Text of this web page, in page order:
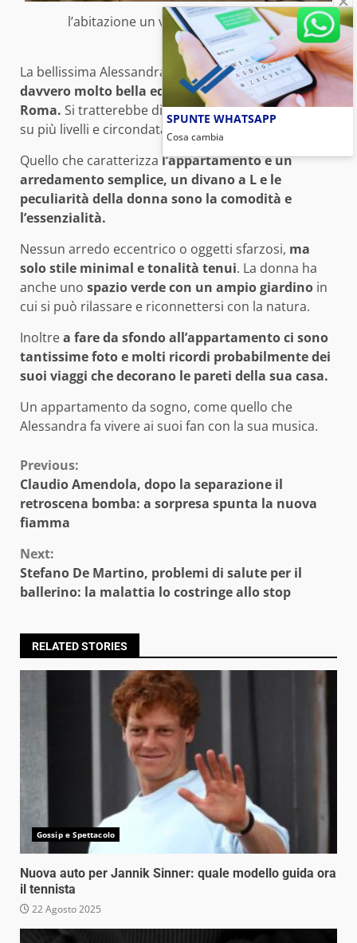
l’abitazione un vero sogno (foto web)
La bellissima Alessandra Amorosovive in una casa
davvero molto bella ed elegante alle porte di
Roma. Si tratterebbe di una villetta indipendente
su più livelli e circondata da un ampio giardino.
Quello che caratterizza l’appartamento è un
arredamento semplice, un divano a L e le
peculiarità della donna sono la comodità e
l’essenzialità.
Nessun arredo eccentrico o oggetti sfarzosi, ma
solo stile minimal e tonalità tenui. La donna ha
anche uno spazio verde con un ampio giardino in
cui si può rilassare e riconnettersi con la natura.
Inoltrea fare da sfondo all’appartamento ci sono
tantissime foto e molti ricordi probabilmente dei
suoi viaggi che decorano le pareti della sua casa.
Un appartamento da sogno, come quello che
Alessandra fa vivere ai suoi fan con la sua musica.
Continue
Reading
Previous:
Claudio Amendola, dopo la separazione il
retroscena bomba: a sorpresa spunta la nuova
fiamma
Next:
Stefano De Martino, problemi di salute per il
ballerino: la malattia lo costringe allo stop
RELATED STORIES
Gossip e Spettacolo
Nuova auto per Jannik Sinner: quale modello guida ora
il tennista
22 Agosto 2025
SPUNTE WHATSAPP
Cosa cambia